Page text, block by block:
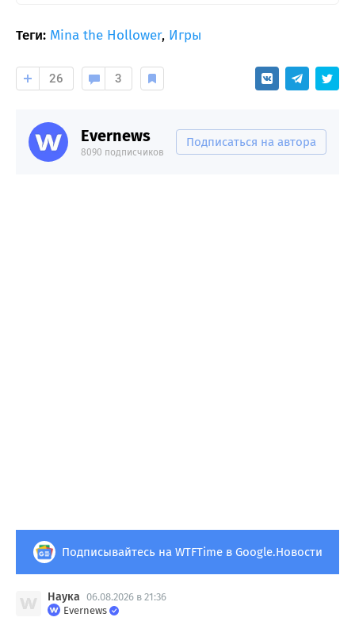
Теги: Mina the Hollower, Игры
26 3
Evernews
8090 подписчиков
Подписаться на автора
Подписывайтесь на WTFTime в Google.Новости
Наука 06.08.2026 в 21:36
Evernews